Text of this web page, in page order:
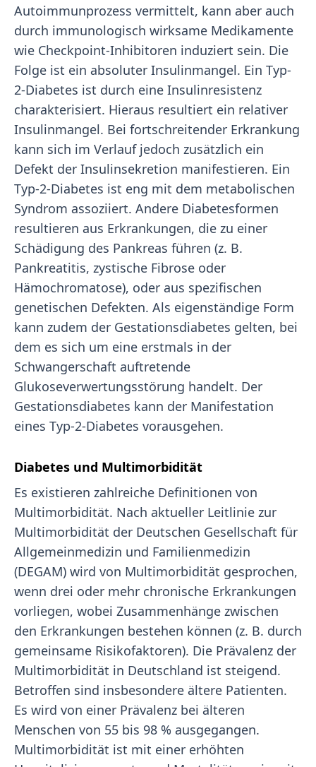
Autoimmunprozess vermittelt, kann aber auch
durch immunologisch wirksame Medikamente
wie Checkpoint-Inhibitoren induziert sein. Die
Folge ist ein absoluter Insulinmangel. Ein Typ-
2-Diabetes ist durch eine Insulinresistenz
charakterisiert. Hieraus resultiert ein relativer
Insulinmangel. Bei fortschreitender Erkrankung
kann sich im Verlauf jedoch zusätzlich ein
Defekt der Insulinsekretion manifestieren. Ein
Typ-2-Diabetes ist eng mit dem metabolischen
Syndrom assoziiert. Andere Diabetesformen
resultieren aus Erkrankungen, die zu einer
Schädigung des Pankreas führen (z. B.
Pankreatitis, zystische Fibrose oder
Hämochromatose), oder aus spezifischen
genetischen Defekten. Als eigenständige Form
kann zudem der Gestationsdiabetes gelten, bei
dem es sich um eine erstmals in der
Schwangerschaft auftretende
Glukoseverwertungsstörung handelt. Der
Gestationsdiabetes kann der Manifestation
eines Typ-2-Diabetes vorausgehen.
Diabetes und Multimorbidität
Es existieren zahlreiche Definitionen von
Multimorbidität. Nach aktueller Leitlinie zur
Multimorbidität der Deutschen Gesellschaft für
Allgemeinmedizin und Familienmedizin
(DEGAM) wird von Multimorbidität gesprochen,
wenn drei oder mehr chronische Erkrankungen
vorliegen, wobei Zusammenhänge zwischen
den Erkrankungen bestehen können (z. B. durch
gemeinsame Risikofaktoren). Die Prävalenz der
Multimorbidität in Deutschland ist steigend.
Betroffen sind insbesondere ältere Patienten.
Es wird von einer Prävalenz bei älteren
Menschen von 55 bis 98 % ausgegangen.
Multimorbidität ist mit einer erhöhten